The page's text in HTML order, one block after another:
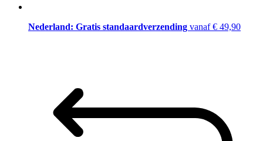
Nederland: Gratis standaardverzending vanaf € 49,90